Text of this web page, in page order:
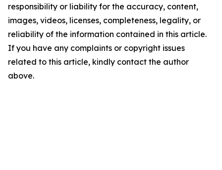
responsibility or liability for the accuracy, content,
images, videos, licenses, completeness, legality, or
reliability of the information contained in this article.
If you have any complaints or copyright issues
related to this article, kindly contact the author
above.